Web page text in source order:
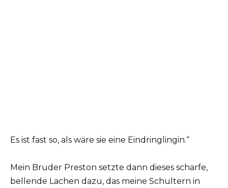
Es ist fast so, als wäre sie eine Eindringlingin.“
Mein Bruder Preston setzte dann dieses scharfe,
bellende Lachen dazu, das meine Schultern in